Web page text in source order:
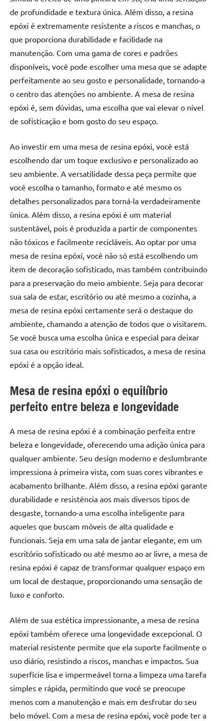
de profundidade e textura única. Além disso, a resina
epóxi é extremamente resistente a riscos e manchas, o
que proporciona durabilidade e facilidade na
manutenção. Com uma gama de cores e padrões
disponíveis, você pode escolher uma mesa que se adapte
perfeitamente ao seu gosto e personalidade, tornando-a
o centro das atenções no ambiente. A mesa de resina
epóxi é, sem dúvidas, uma escolha que vai elevar o nível
de sofisticação e bom gosto do seu espaço.
Ao investir em uma mesa de resina epóxi, você está
escolhendo dar um toque exclusivo e personalizado ao
seu ambiente. A versatilidade dessa peça permite que
você escolha o tamanho, formato e até mesmo os
detalhes personalizados para torná-la verdadeiramente
única. Além disso, a resina epóxi é um material
sustentável, pois é produzida a partir de componentes
não tóxicos e facilmente recicláveis. Ao optar por uma
mesa de resina epóxi, você não só está escolhendo um
item de decoração sofisticado, mas também contribuindo
para a preservação do meio ambiente. Seja para decorar
sua sala de estar, escritório ou até mesmo a cozinha, a
mesa de resina epóxi certamente será o destaque do
ambiente, chamando a atenção de todos que o visitarem.
Se você busca uma escolha única e especial para deixar
sua casa ou escritório mais sofisticados, a mesa de resina
epóxi é a opção ideal.
Mesa de resina epóxi o equilíbrio
perfeito entre beleza e longevidade
A mesa de resina epóxi é a combinação perfeita entre
beleza e longevidade, oferecendo uma adição única para
qualquer ambiente. Seu design moderno e deslumbrante
impressiona à primeira vista, com suas cores vibrantes e
acabamento brilhante. Além disso, a resina epóxi garante
durabilidade e resistência aos mais diversos tipos de
desgaste, tornando-a uma escolha inteligente para
aqueles que buscam móveis de alta qualidade e
funcionais. Seja em uma sala de jantar elegante, em um
escritório sofisticado ou até mesmo ao ar livre, a mesa de
resina epóxi é capaz de transformar qualquer espaço em
um local de destaque, proporcionando uma sensação de
luxo e conforto.
Além de sua estética impressionante, a mesa de resina
epóxi também oferece uma longevidade excepcional. O
material resistente permite que ela suporte facilmente o
uso diário, resistindo a riscos, manchas e impactos. Sua
superfície lisa e impermeável torna a limpeza uma tarefa
simples e rápida, permitindo que você se preocupe
menos com a manutenção e mais em desfrutar do seu
belo móvel. Com a mesa de resina epóxi, você pode ter a